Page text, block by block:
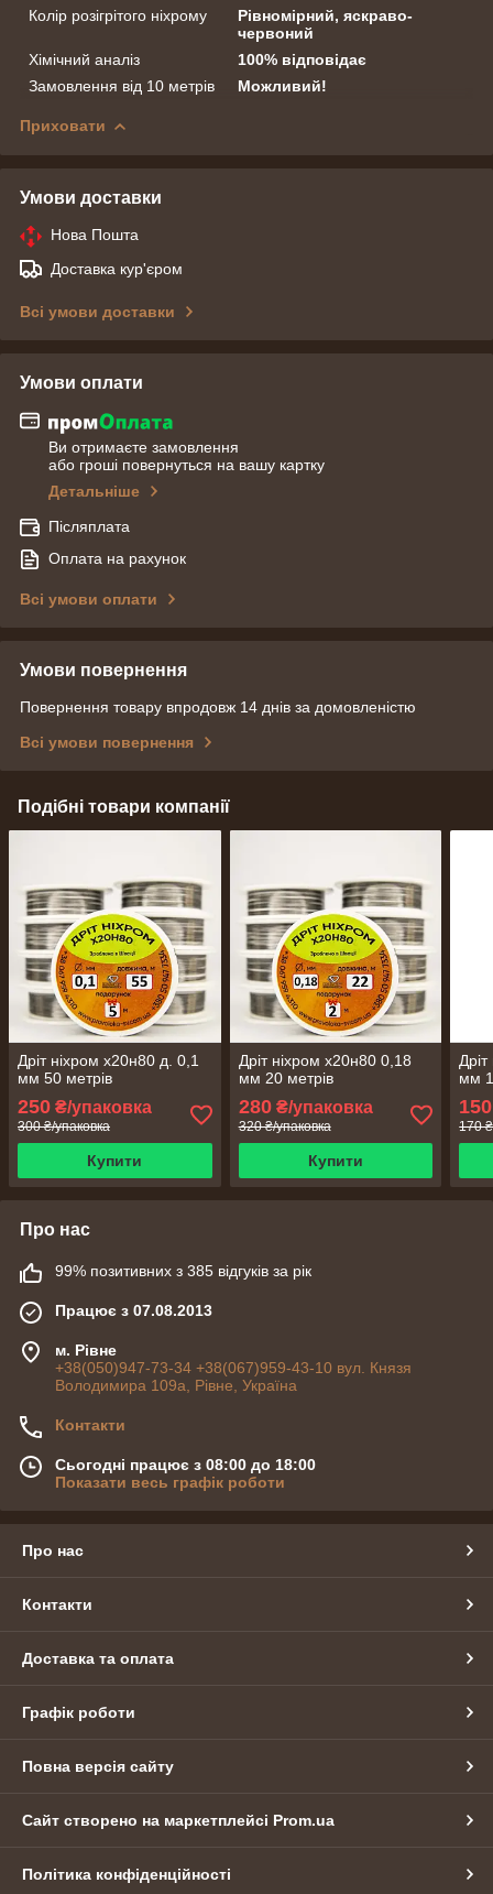
Колір розігрітого ніхрому
Рівномірний, яскраво-
червоний
Хімічний аналіз
100% відповідає
Замовлення від 10 метрів
Можливий!
Приховати
Умови доставки
Нова Пошта
Доставка кур'єром
Всі умови доставки
Умови оплати
Ви отримаєте замовлення
або гроші повернуться на вашу картку
Детальніше
Післяплата
Оплата на рахунок
Всі умови оплати
Умови повернення
Повернення товару впродовж 14 днів за домовленістю
Всі умови повернення
Подібні товари компанії
Дріт ніхром х20н80 д. 0,1
мм 50 метрів
250 ₴/упаковка
300 ₴/упаковка
Купити
Дріт ніхром х20н80 0,18
мм 20 метрів
280₴/упаковка
320 ₴/упаковка
Купити
мм
150
170
Про нас
99% позитивних з 385 відгуків за рік
Працює з 07.08.2013
м. Рівне
+38(050)947-73-34 +38(067)959-43-10 вул. Князя
Володимира 109а, Рівне, Україна
Контакти
Сьогодні працює з 08:00 до 18:00
Показати весь графік роботи
Про нас
Контакти
Доставка та оплата
Графік роботи
Повна версія сайту
Сайт створено на маркетплейсі Prom.ua
Політика конфіденційності